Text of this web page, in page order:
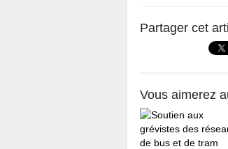
Partager cet
Vous aimerez